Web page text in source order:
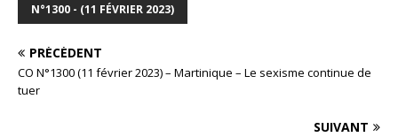
N°1300 - (11 FÉVRIER 2023)
PRÉCÉDENT
CO N°1300 (11 février 2023) – Martinique – Le sexisme continue de
tuer
SUIVANT